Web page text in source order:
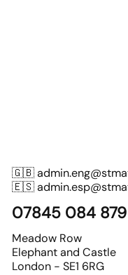
🇬🇧
🇪🇸
07845 084 879
Meadow Row
Elephant and Castle
London - SE1 6RG